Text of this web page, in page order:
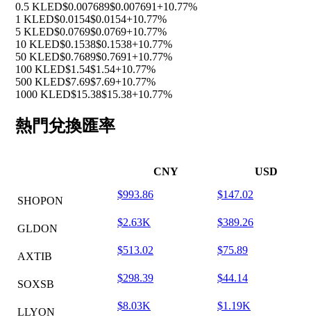
0.5 KLED$0.007689$0.007691+10.77%
1 KLED$0.0154$0.0154+10.77%
5 KLED$0.0769$0.0769+10.77%
10 KLED$0.1538$0.1538+10.77%
50 KLED$0.7689$0.7691+10.77%
100 KLED$1.54$1.54+10.77%
500 KLED$7.69$7.69+10.77%
1000 KLED$15.38$15.38+10.77%
熱門兌換匯率
CNY USD
SHOPON
$993.86 $147.02
GLDON
$2.63K $389.26
AXTIB
$513.02 $75.89
SOXSB
$298.39 $44.14
LLYON
$8.03K $1.19K